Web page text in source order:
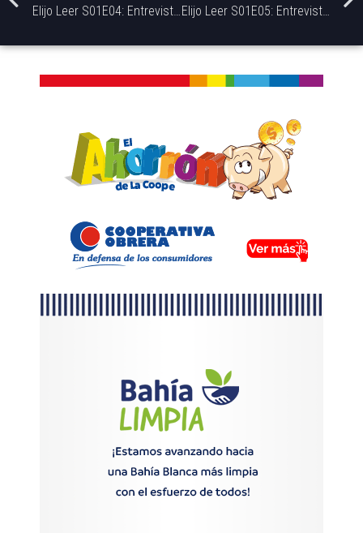
Elijo Leer S01E05: Entrevista con Florensia Forte – Escritora y Docente